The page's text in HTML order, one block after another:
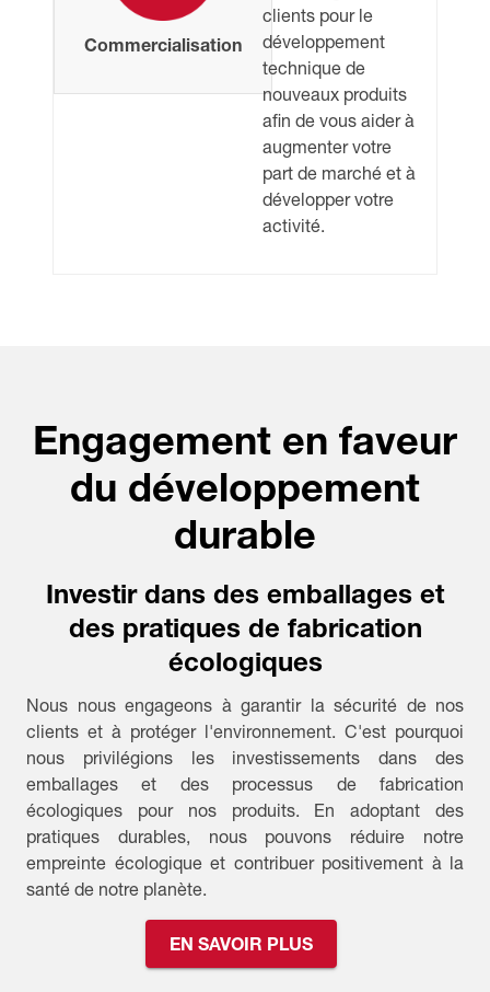
Commercialisation
clients pour le
développement
technique de
nouveaux produits
afin de vous aider à
augmenter votre
part de marché et à
développer votre
activité.
Engagement en faveur
du développement
durable
Investir dans des emballages et
des pratiques de fabrication
écologiques
Nous nous engageons à garantir la sécurité de nos
clients et à protéger l'environnement. C'est pourquoi
nous privilégions les investissements dans des
emballages et des processus de fabrication
écologiques pour nos produits. En adoptant des
pratiques durables, nous pouvons réduire notre
empreinte écologique et contribuer positivement à la
santé de notre planète.
EN SAVOIR PLUS